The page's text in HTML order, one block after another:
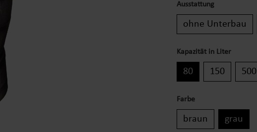
Ausstattung
ohne Unterbau
Kapazität in Liter
80 150 500
Farbe
braun grau